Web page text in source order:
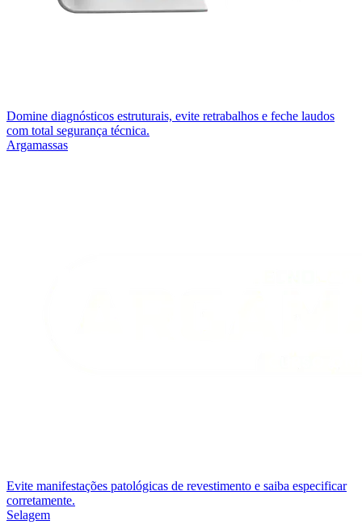
Domine diagnósticos estruturais, evite retrabalhos e feche laudos
com total segurança técnica.
Argamassas
Evite manifestações patológicas de revestimento e saiba especificar
corretamente.
Selagem